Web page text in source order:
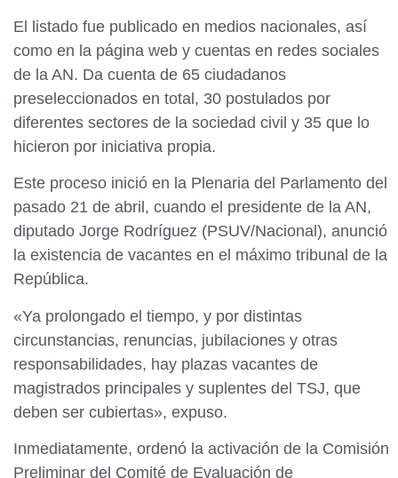
El listado fue publicado en medios nacionales, así
como en la página web y cuentas en redes sociales
de la AN. Da cuenta de 65 ciudadanos
preseleccionados en total, 30 postulados por
diferentes sectores de la sociedad civil y 35 que lo
hicieron por iniciativa propia.
Este proceso inició en la Plenaria del Parlamento del
pasado 21 de abril, cuando el presidente de la AN,
diputado Jorge Rodríguez (PSUV/Nacional), anunció
la existencia de vacantes en el máximo tribunal de la
República.
«Ya prolongado el tiempo, y por distintas
circunstancias, renuncias, jubilaciones y otras
responsabilidades, hay plazas vacantes de
magistrados principales y suplentes del TSJ, que
deben ser cubiertas», expuso.
Inmediatamente, ordenó la activación de la Comisión
Preliminar del Comité de Evaluación de